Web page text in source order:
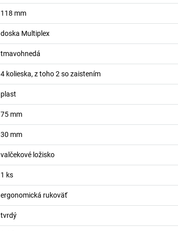
118 mm
doska Multiplex
tmavohnedá
4 kolieska, z toho 2 so zaistením
plast
75 mm
30 mm
valčekové ložisko
1 ks
ergonomická rukoväť
tvrdý